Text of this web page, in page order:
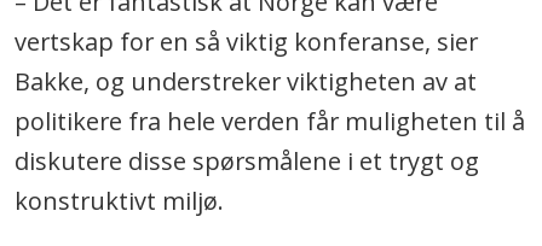
vertskap for en så viktig konferanse, sier
Bakke, og understreker viktigheten av at
politikere fra hele verden får muligheten til å
diskutere disse spørsmålene i et trygt og
konstruktivt miljø.